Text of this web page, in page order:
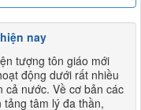
nay
tượng tôn giáo mới
động dưới rất nhiều
cả nước. Về cơ bản các
tâm lý đa thần,